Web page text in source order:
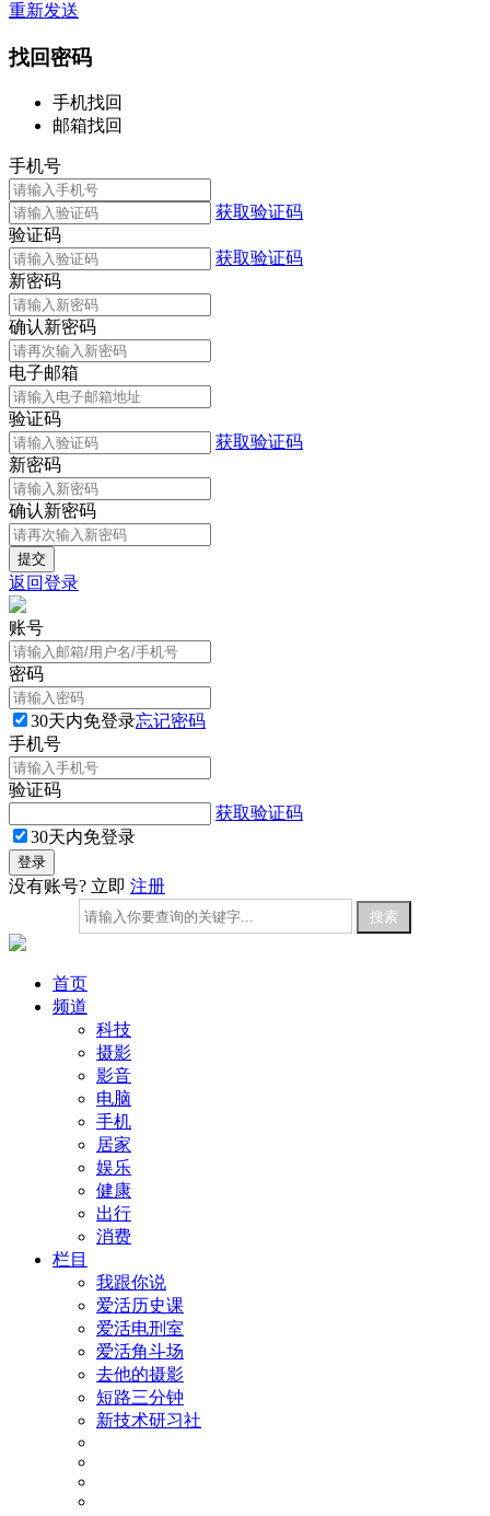
重新发送
找回密码
手机找回
邮箱找回
手机号
获取验证码
验证码
获取验证码
新密码
确认新密码
电子邮箱
验证码
获取验证码
新密码
确认新密码
返回登录
账号
密码
30天内免登录忘记密码
手机号
验证码
获取验证码
30天内免登录
没有账号? 立即 注册
首页
频道
科技
摄影
影音
电脑
手机
居家
娱乐
健康
出行
消费
栏目
我跟你说
爱活历史课
爱活电刑室
爱活角斗场
去他的摄影
短路三分钟
新技术研习社